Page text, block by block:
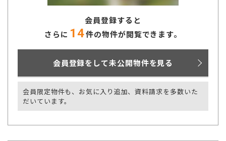
会員登録すると
さらに 14件の物件が閲覧できます。
会員登録をして未公開物件を見る
会員限定物件も、お気に入り追加、資料請求を多数いた
だいています。